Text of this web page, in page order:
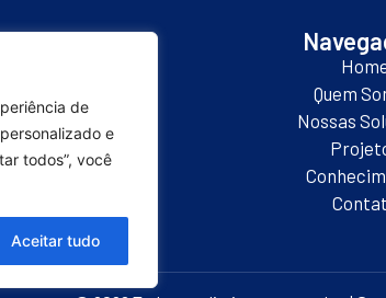
de
e
todos”, você
Aceitar tudo
colaboração e
que geram valor
Quem
Nossas